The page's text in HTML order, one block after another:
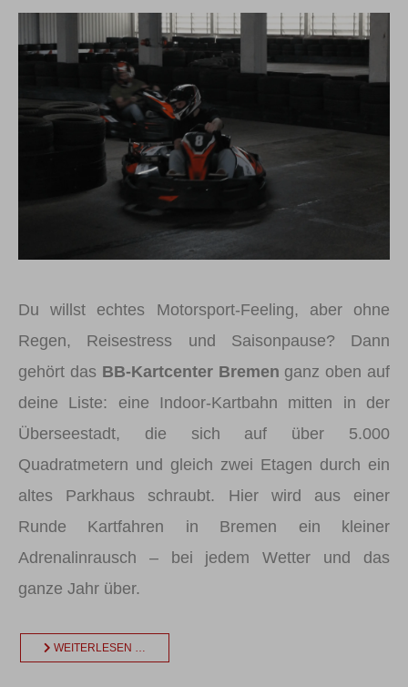
Du willst echtes Motorsport-Feeling, aber ohne
Regen, Reisestress und Saisonpause? Dann
gehört das BB-Kartcenter Bremen ganz oben auf
deine Liste: eine Indoor-Kartbahn mitten in der
Überseestadt, die sich auf über 5.000
Quadratmetern und gleich zwei Etagen durch ein
altes Parkhaus schraubt. Hier wird aus einer
Runde Kartfahren in Bremen ein kleiner
Adrenalinrausch – bei jedem Wetter und das
ganze Jahr über.
WEITERLESEN …